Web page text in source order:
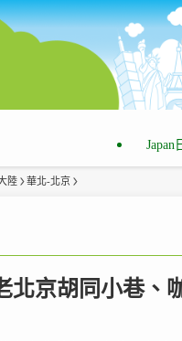
Japan
陸 華北-北京
北京胡同小巷、